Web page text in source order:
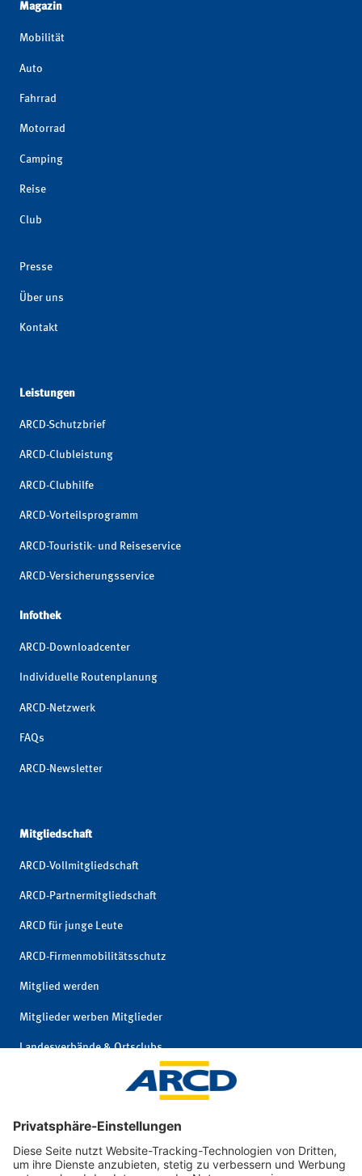
Magazin
Mobilität
Auto
Fahrrad
Motorrad
Camping
Reise
Club
Presse
Über uns
Kontakt
Leistungen
ARCD-Schutzbrief
ARCD-Clubleistung
ARCD-Clubhilfe
ARCD-Vorteilsprogramm
ARCD-Touristik- und Reiseservice
ARCD-Versicherungsservice
Infothek
ARCD-Downloadcenter
Individuelle Routenplanung
ARCD-Netzwerk
FAQs
ARCD-Newsletter
Mitgliedschaft
ARCD-Vollmitgliedschaft
ARCD-Partnermitgliedschaft
ARCD für junge Leute
ARCD-Firmenmobilitätsschutz
Mitglied werden
Mitglieder werben Mitglieder
Landesverbände & Ortsclubs
Mitgliedschaft kündigen